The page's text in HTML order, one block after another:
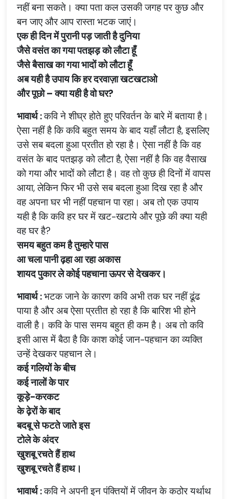
नहीं बना सकते। क्या पता कल उसकी जगह पर कुछ और
बन जाए और आप रास्ता भटक जाएं।
एकहीदिनमेंपुरानीपड़जातीहैदुनिया
जैसेवसंतकागयापतझड़कोलौटाहूँ
जैसेबैसाखकागयाभादोंकोलौटाहूँ
अबयहीहैउपायकिहरदरवाज़ाखटखटाओ
औरपूछो – क्यायहीहैवोघर?
भावार्थ:कवि ने शीघ्र होते हुए परिवर्तन के बारे में बताया है।
ऐसा नहीं है कि कवि बहुत समय के बाद यहाँ लौटा है,इसलिए
उसे सब बदला हुआ प्रतीत हो रहा है। ऐसा नहीं है कि वह
वसंत के बाद पतझड़ को लौटा है,ऐसा नहीं है कि वह वैसाख
को गया और भादों को लौटा है। वह तो कुछ ही दिनों में वापस
आया,लेकिन फिर भी उसे सब बदला हुआ दिख रहा है और
वह अपना घर भी नहीं पहचान पा रहा। अब तो एक उपाय
यही है कि कवि हर घर में खट-खटाये और पूछे की क्या यही
वह घर है?
समयबहुतकमहैतुम्हारेपास
आचलापानीढ़हाआरहाअकास
शायदपुकारलेकोईपहचानाऊपरसेदेखकर।
भावार्थ:भटक जाने के कारण कवि अभी तक घर नहीं ढूंढ
पाया है और अब ऐसा प्रतीत हो रहा है कि बारिश भी होने
वाली है। कवि के पास समय बहुत ही कम है। अब तो कवि
इसी आस में बैठा है कि काश कोई जान-पहचान का व्यक्ति
उन्हें देखकर पहचान ले।
कईगलियोंकेबीच
कईनालोंकेपार
कूड़े-करकट
केढ़ेरोंकेबाद
बदबूसेफटतेजातेइस
टोलेकेअंदर
खुशबूरचतेहैंहाथ
खुशबूरचतेहैंहाथ।
भावार्थ:कवि ने अपनी इन पंक्तियों में जीवन के कठोर यर्थाथ